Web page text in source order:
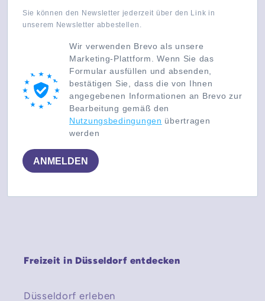
Sie können den Newsletter jederzeit über den Link in
unserem Newsletter abbestellen.
Wir verwenden Brevo als unsere
Marketing-Plattform. Wenn Sie das
Formular ausfüllen und absenden,
bestätigen Sie, dass die von Ihnen
angegebenen Informationen an Brevo zur
Bearbeitung gemäß den
Nutzungsbedingungen übertragen
werden
ANMELDEN
Freizeit in Düsseldorf entdecken
Düsseldorf erleben